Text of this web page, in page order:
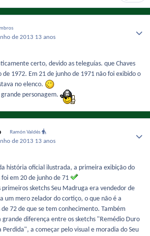
de 2013 13 anos
certo, devido as teleguías. que Chaves
1972. Em 21 de junho de 1971 não foi exibido o
no elenco.
grande personagem.
Ramón Valdés
de 2013 13 anos
história oficial ilustrada, a primeira exibição do
em 20 de junho de 71
primeiros sketchs Seu Madruga era vendedor de
um mero zelador do cortiço, o que não é a
de 72 de que se tem conhecimento. Também
grande diferença entre os sketchs "Remédio Duro
a começar pelo visual e moradia do Seu